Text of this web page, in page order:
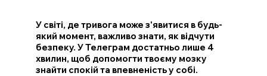
У світі, де тривога може з'явитися в будь-
який момент, важливо знати, як відчути
безпеку. У Телеграм достатньо лише 4
хвилин, щоб допомогти твоєму мозку
знайти спокій та впевненість у собі.